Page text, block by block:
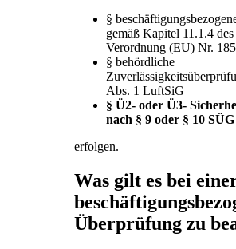
§
gemäß Kapitel 11.1.4
Verordnung (EU) Nr.
§ behördliche
Abs. 1 LuftSiG
§ Ü2- oder Ü3-
nach § 9 oder § 10 SÜG
erfolgen.
Was gilt es bei
Überprüfung zu